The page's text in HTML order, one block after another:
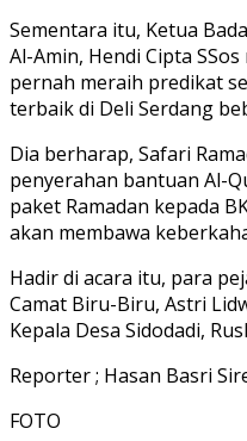
Sementara itu, Ketua
Al-Amin, Hendi Cipta
pernah meraih predikat
terbaik di Deli Serdang
Dia berharap, Safari
penyerahan bantuan Al-
paket Ramadan kepada
akan membawa
Hadir di acara itu, para
Camat Biru-Biru, Astri
Kepala Desa Sidodadi,
Reporter ; Hasan Basri
FOTO